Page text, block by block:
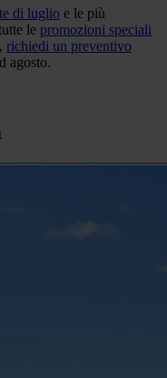
di luglio e le più
le promozioni speciali
richiedi un preventivo
agosto.